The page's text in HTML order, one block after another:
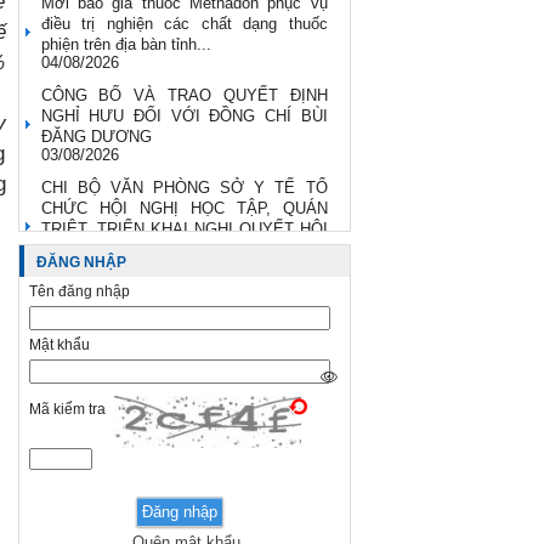
điều trị nghiện các chất dạng thuốc
phiện trên địa bàn tỉnh...
04/08/2026
CÔNG BỐ VÀ TRAO QUYẾT ĐỊNH
NGHỈ HƯU ĐỐI VỚI ĐỒNG CHÍ BÙI
ĐĂNG DƯƠNG
03/08/2026
CHI BỘ VĂN PHÒNG SỞ Y TẾ TỔ
CHỨC HỘI NGHỊ HỌC TẬP, QUÁN
TRIỆT, TRIỂN KHAI NGHỊ QUYẾT HỘI
NGHỊ LẦN...
03/08/2026
HƯỞNG ỨNG TUẦN LỄ NUÔI CON
03/08/2026
ĐĂNG NHẬP
Tên đăng nhập
Mật khẩu
Mã kiểm tra